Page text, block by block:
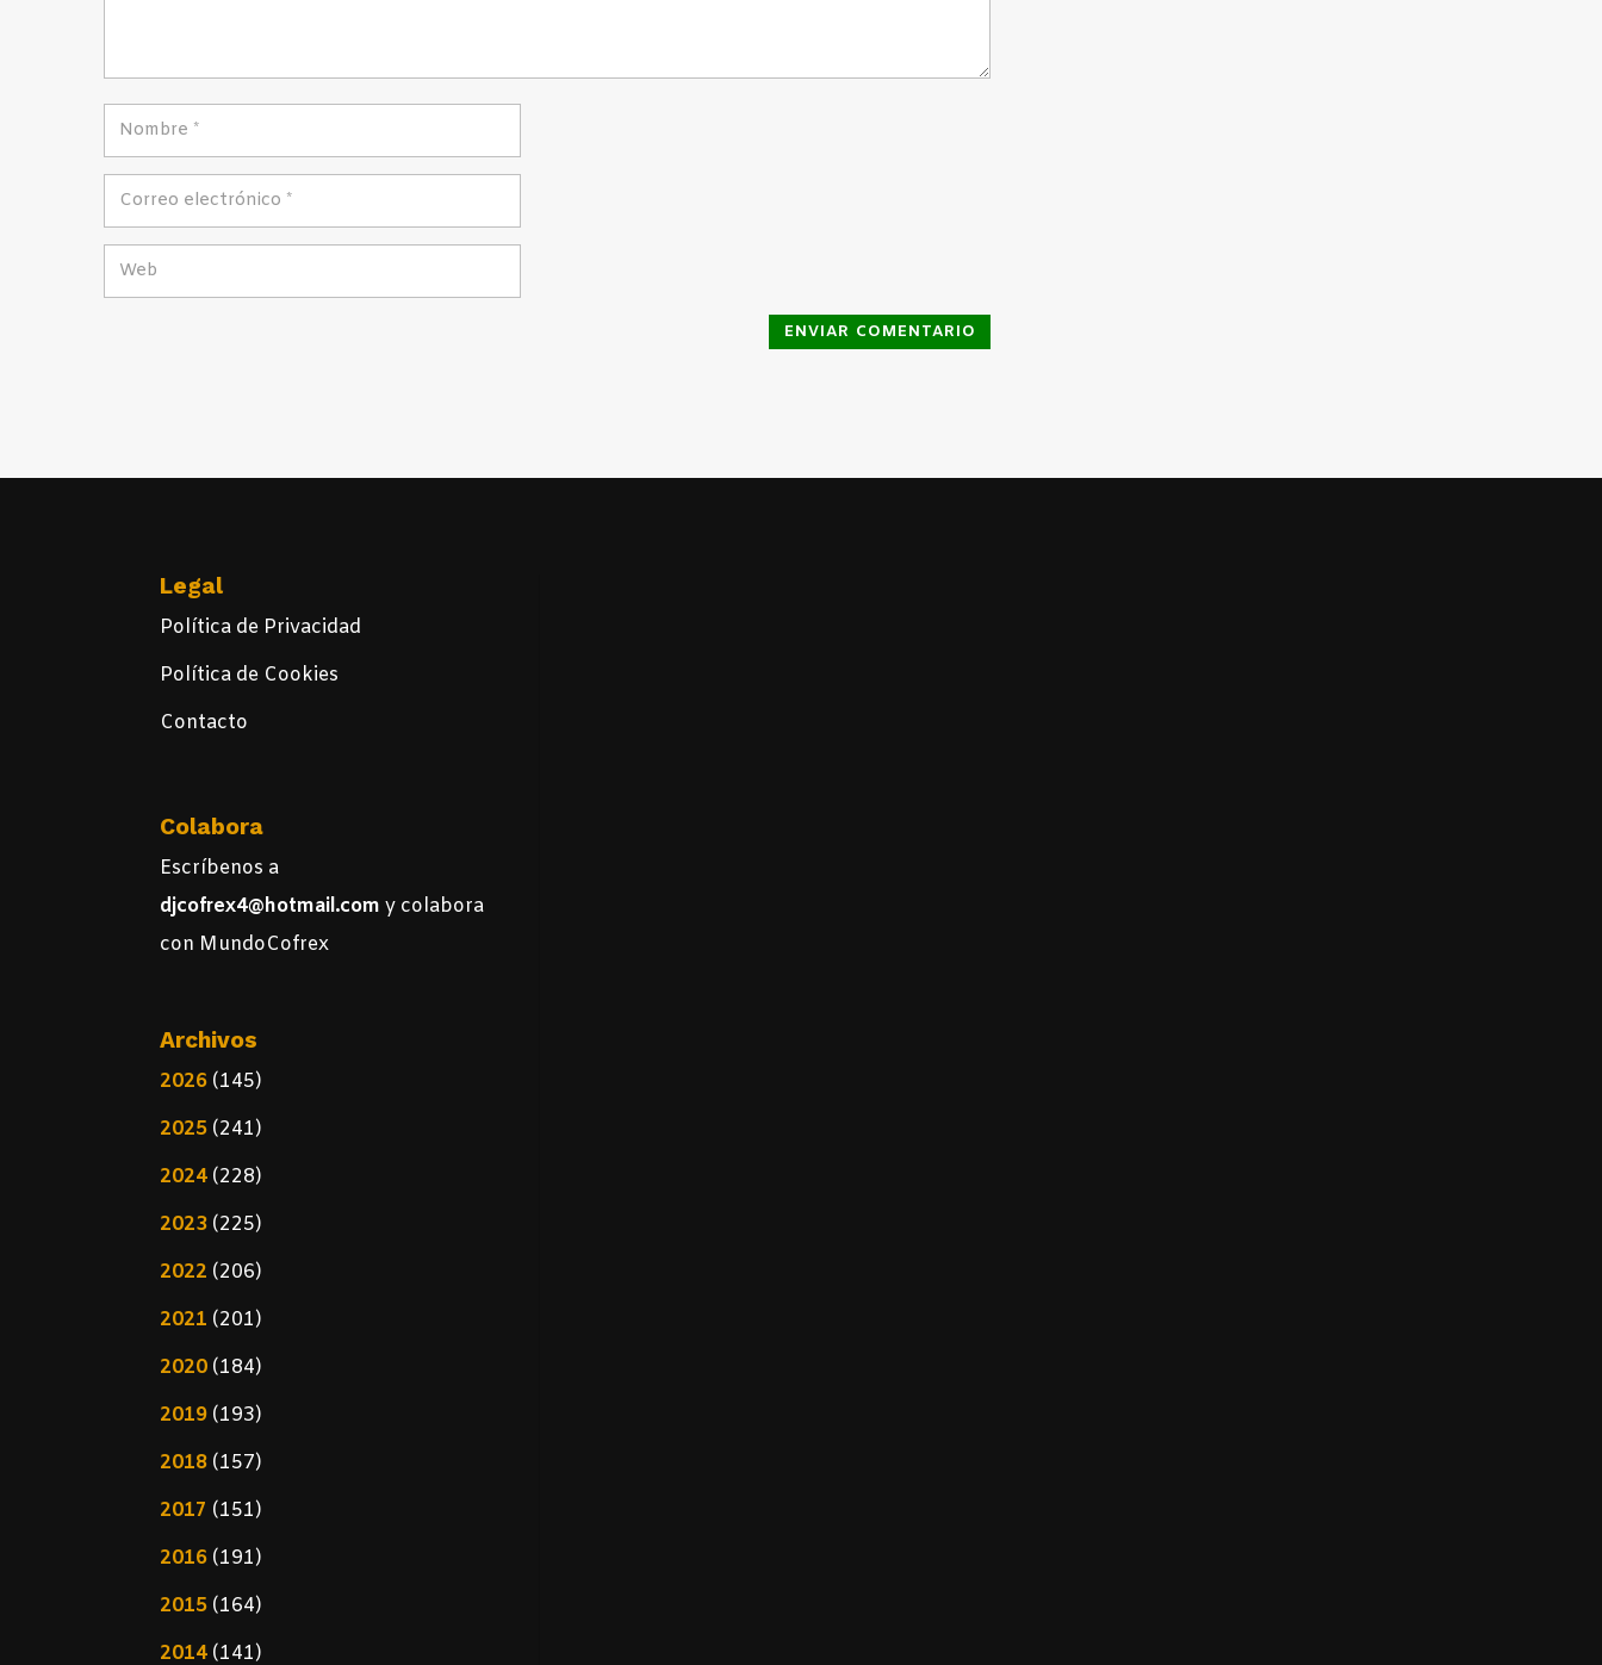
ENVIAR COMENTARIO
Legal
Política de Privacidad
Política de Cookies
Contacto
Colabora
Escríbenos a
djcofrex4@hotmail.comy colabora
con MundoCofrex
Archivos
2026 (145)
2025 (241)
2024 (228)
2023 (225)
2022 (206)
2021 (201)
2020 (184)
2019 (193)
2018 (157)
2017 (151)
2016 (191)
2015 (164)
2014 (141)